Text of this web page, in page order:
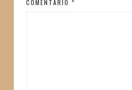
COMENTÁRIO *